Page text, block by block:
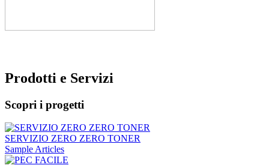
Prodotti e Servizi
Scopri i progetti
SERVIZIO ZERO ZERO TONER
Sample Articles